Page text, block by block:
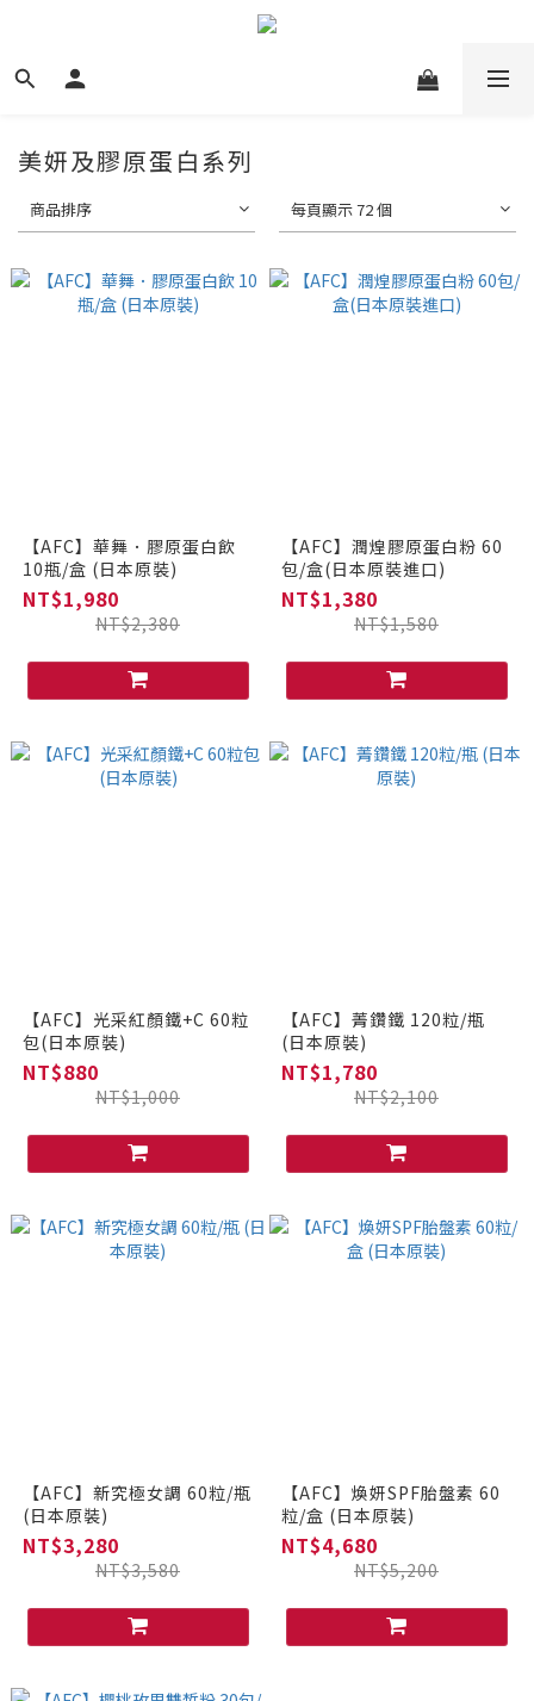
美妍及膠原蛋白系列
商品排序 每頁顯示 72 個
【AFC】華舞．膠原蛋白飲
10瓶/盒 (日本原裝)
NT$1,980
NT$2,380
【AFC】潤煌膠原蛋白粉 60
包/盒(日本原裝進口)
NT$1,380
NT$1,580
【AFC】光采紅顏鐵+C 60粒
包(日本原裝)
NT$880
NT$1,000
【AFC】菁鑽鐵 120粒/瓶
(日本原裝)
NT$1,780
NT$2,100
【AFC】新究極女調 60粒/瓶
(日本原裝)
NT$3,280
NT$3,580
【AFC】煥妍SPF胎盤素 60
粒/盒 (日本原裝)
NT$4,680
NT$5,200